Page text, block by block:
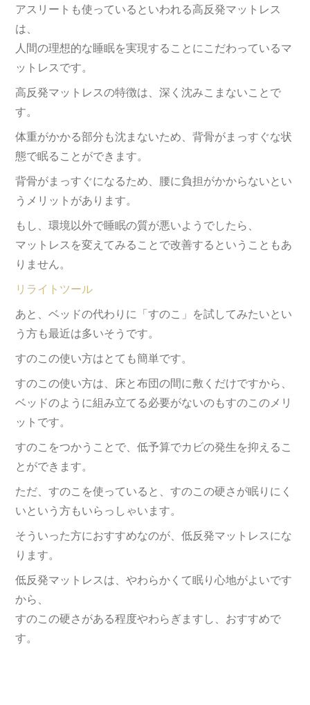
アスリートも使っているといわれる高反発マットレス
は、
人間の理想的な睡眠を実現することにこだわっているマ
ットレスです。
高反発マットレスの特徴は、深く沈みこまないことで
す。
体重がかかる部分も沈まないため、背骨がまっすぐな状
態で眠ることができます。
背骨がまっすぐになるため、腰に負担がかからないとい
うメリットがあります。
もし、環境以外で睡眠の質が悪いようでしたら、
マットレスを変えてみることで改善するということもあ
りません。
リライトツール
あと、ベッドの代わりに「すのこ」を試してみたいとい
う方も最近は多いそうです。
すのこの使い方はとても簡単です。
すのこの使い方は、床と布団の間に敷くだけですから、
ベッドのように組み立てる必要がないのもすのこのメリ
ットです。
すのこをつかうことで、低予算でカビの発生を抑えるこ
とができます。
ただ、すのこを使っていると、すのこの硬さが眠りにく
いという方もいらっしゃいます。
そういった方におすすめなのが、低反発マットレスにな
ります。
低反発マットレスは、やわらかくて眠り心地がよいです
から、
すのこの硬さがある程度やわらぎますし、おすすめで
す。